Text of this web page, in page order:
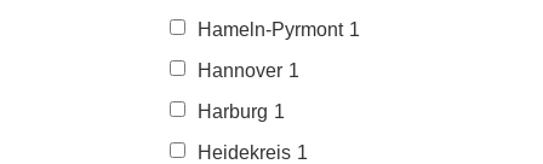
Hameln-Pyrmont 1
Hannover 1
Harburg 1
Heidekreis 1